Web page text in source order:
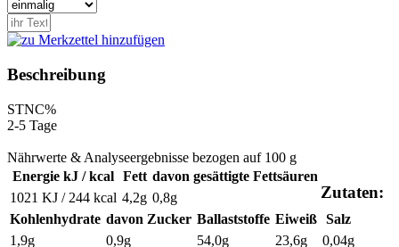
Beschreibung
STNC%
2-5 Tage
Nährwerte & Analyseergebnisse bezogen auf 100 g
Energie kJ / kcal
1021 KJ / 244 kcal
Fett
4,2g
davon gesättigte Fettsäuren
0,8g
Kohlenhydrate
1,9g
davon Zucker
0,9g
Ballaststoffe
54,0g
Eiweiß
23,6g
Salz
0,04g
Zutaten: